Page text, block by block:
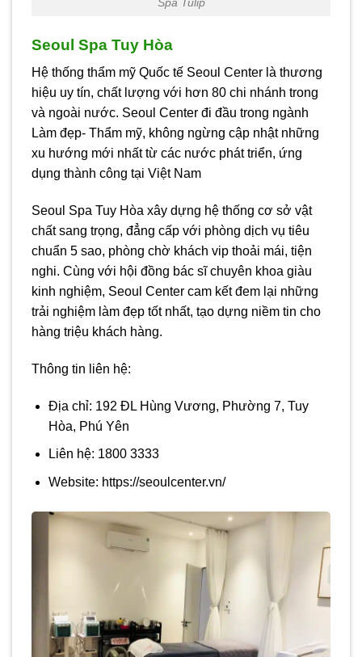
Seoul Spa Tuy Hòa
Hệ thống thẩm mỹ Quốc tế Seoul Center là thương
hiệu uy tín, chất lượng với hơn 80 chi nhánh trong
và ngoài nước. Seoul Center đi đầu trong ngành
Làm đẹp- Thẩm mỹ, không ngừng cập nhật những
xu hướng mới nhất từ các nước phát triển, ứng
dụng thành công tại Việt Nam
Seoul Spa Tuy Hòa xây dựng hệ thống cơ sở vật
chất sang trọng, đẳng cấp với phòng dịch vụ tiêu
chuẩn 5 sao, phòng chờ khách vip thoải mái, tiện
nghi. Cùng với hội đồng bác sĩ chuyên khoa giàu
kinh nghiệm, Seoul Center cam kết đem lại những
trải nghiệm làm đẹp tốt nhất, tạo dựng niềm tin cho
hàng triệu khách hàng.
Thông tin liên hệ:
Địa chỉ: 192 ĐL Hùng Vương, Phường 7, Tuy
Hòa, Phú Yên
Liên hệ: 1800 3333
Website: https://seoulcenter.vn/